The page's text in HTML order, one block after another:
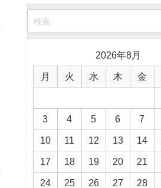
2026年8月
月 火 水 木 金
3 4 5 6 7
10 11 12 13 14
17 18 19 20 21
24 25 26 27 28